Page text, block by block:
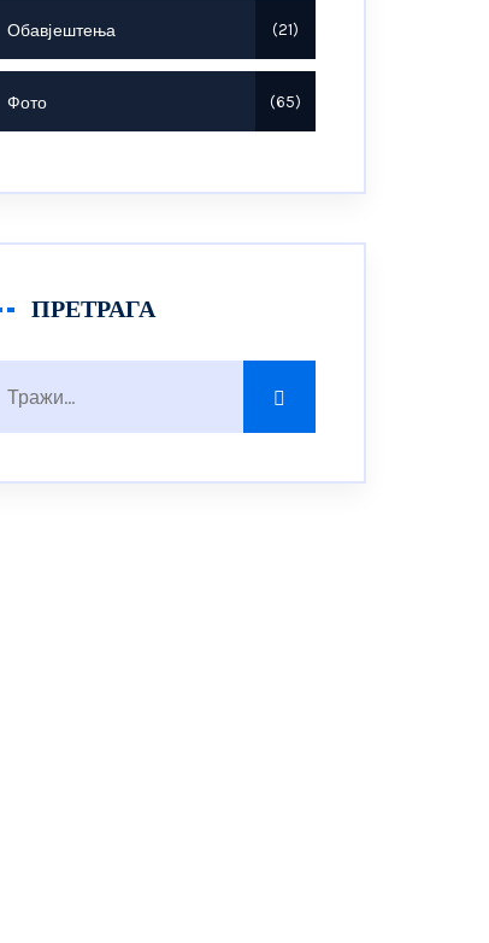
Обавјештења 21
Фото 65
ПРЕТРАГА